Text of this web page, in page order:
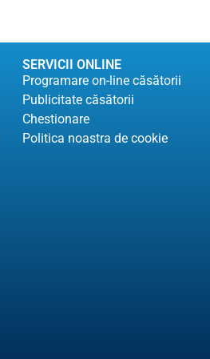
SERVICII ONLINE
Programare on-line căsătorii
Publicitate căsătorii
Chestionare
Politica noastra de cookie